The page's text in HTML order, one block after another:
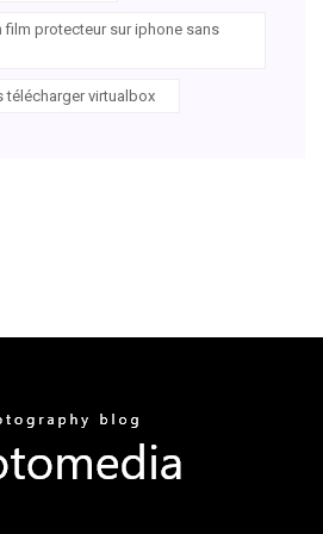
film protecteur sur iphone sans
télécharger virtualbox